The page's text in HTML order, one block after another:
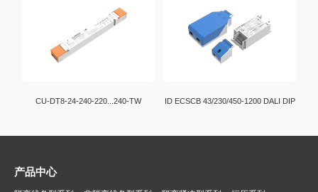
CU-DT8-24-240-220...240-TW ID ECSCB 43/230/450-1200 DALI DIP
产品中心